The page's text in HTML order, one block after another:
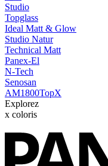
Studio
Topglass
Ideal Matt & Glow
Studio Natur
Technical Matt
Panex-El
N-Tech
Senosan
AM1800TopX
Explorez
x coloris